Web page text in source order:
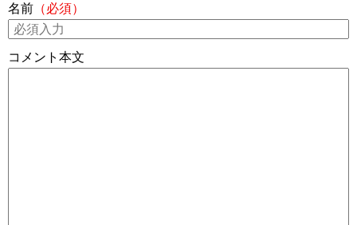
名前 （必須）
コメント本文